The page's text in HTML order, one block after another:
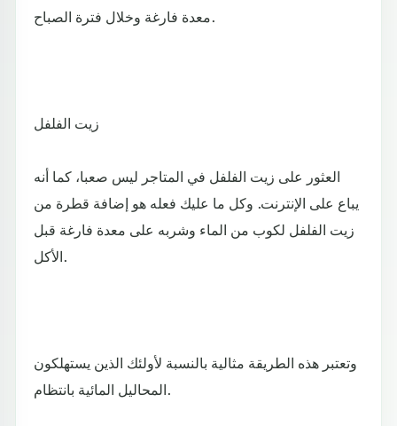
معدة فارغة وخلال فترة الصباح.
زيت الفلفل
العثور على زيت الفلفل في المتاجر ليس صعبا، كما أنه
يباع على الإنترنت. وكل ما عليك فعله هو إضافة قطرة من
زيت الفلفل لكوب من الماء وشربه على معدة فارغة قبل
الأكل.
وتعتبر هذه الطريقة مثالية بالنسبة لأولئك الذين يستهلكون
المحاليل المائية بانتظام.